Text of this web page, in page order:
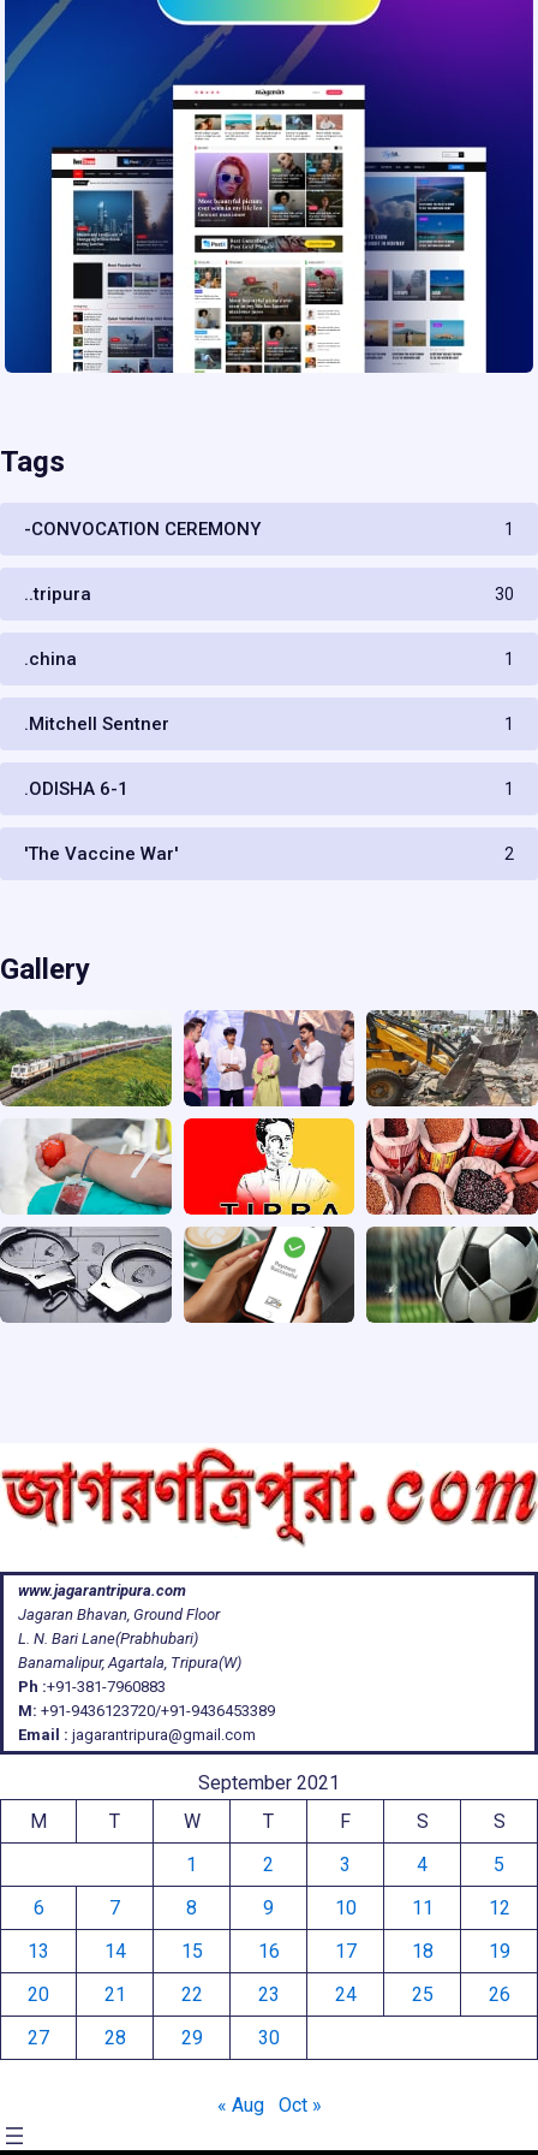
Tags
-CONVOCATION CEREMONY 1
..tripura 30
.china 1
.Mitchell Sentner 1
.ODISHA 6-1 1
'The Vaccine War' 2
Gallery
www.jagarantripura.com
Jagaran Bhavan, Ground Floor
L. N. Bari Lane(Prabhubari)
Banamalipur, Agartala, Tripura(W)
Ph :+91-381-7960883
M: +91-9436123720/+91-9436453389
Email : jagarantripura@gmail.com
September 2021
M
T W T F S
S
1
2 3 4
5
6
7 8 9 10 11
12
13
14 15 16 17 18
19
20
21 22 23 24 25
26
27
28 29 30
« Aug Oct »